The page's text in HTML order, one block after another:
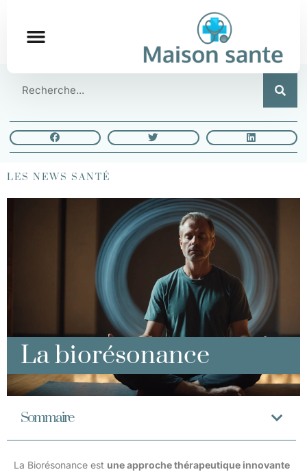
LES NEWS SANTÉ
La biorésonance
Sommaire
La Biorésonance est une approche thérapeutique innovante